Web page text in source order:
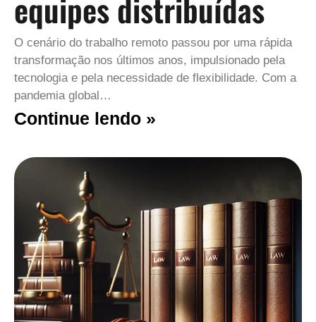
equipes distribuídas
O cenário do trabalho remoto passou por uma rápida
transformação nos últimos anos, impulsionado pela
tecnologia e pela necessidade de flexibilidade. Com a
pandemia global…
Continue lendo »